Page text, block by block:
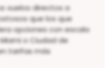
vuelos directos a
que los que
opciones con escala
o Ciudad de
tarifas más